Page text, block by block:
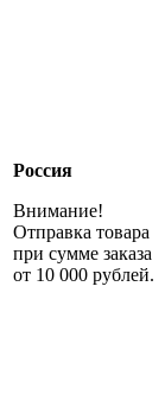
Россия
Внимание!
Отправка товара
при сумме заказа
от 10 000 рублей.